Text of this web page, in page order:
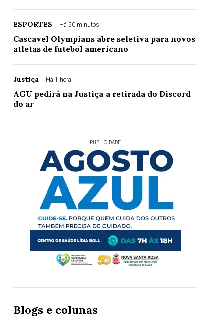
ESPORTES Há 50 minutos
Cascavel Olympians abre seletiva para novos
atletas de futebol americano
Justiça Há 1 hora
AGU pedirá na Justiça a retirada do Discord
do ar
PUBLICIDADE
Blogs e colunas